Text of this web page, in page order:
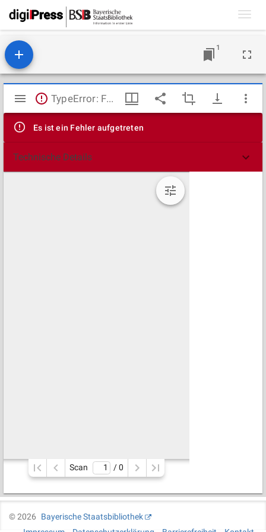
1
Mirador
Viewer
TypeError: Failed to fetch
Es ist ein Fehler aufgetreten
Technische Details
Scan / 0
©2026
Bayerische Staatsbibliothek